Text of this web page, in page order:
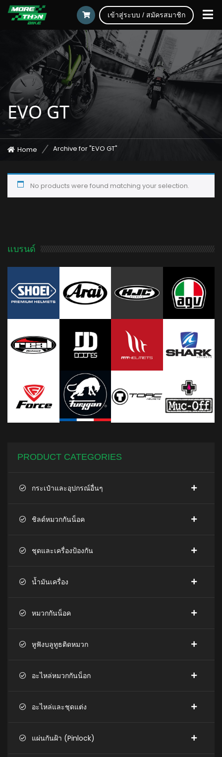
เข้าสู่ระบบ / สมัครสมาชิก
EVO GT
Home Archive for "EVO GT"
No products were found matching your selection.
แบรนด์
PRODUCT CATEGORIES
กระเป๋าและอุปกรณ์อื่นๆ
ชิลด์หมวกกันน็อค
ชุดและเครื่องป้องกัน
น้ำมันเครื่อง
หมวกกันน็อค
หูฟังบลูทูธติดหมวก
อะไหล่หมวกกันน็อก
อะไหล่และชุดแต่ง
แผ่นกันฝ้า (Pinlock)